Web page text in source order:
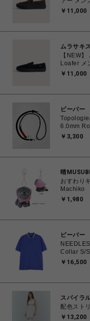
26.0cm～28.0cm
￥11,000
ムラサキ
【NEW
Loafer メ
25.0cm～29.0cm
￥11,000
ビーバー
6.0mm
￥3,300
晴MUSUBI
おすわり
Machiko
￥1,980
ビーバー
Collar S/
￥16,500
スパイラ
配色スト
￥13,200